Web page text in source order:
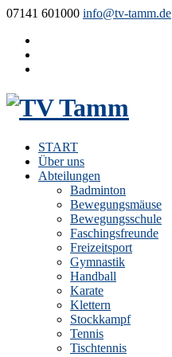
07141 601000 info@tv-tamm.de
START
Über uns
Abteilungen
Badminton
Bewegungsmäuse
Bewegungsschule
Faschingsfreunde
Freizeitsport
Gymnastik
Handball
Karate
Klettern
Stockkampf
Tennis
Tischtennis